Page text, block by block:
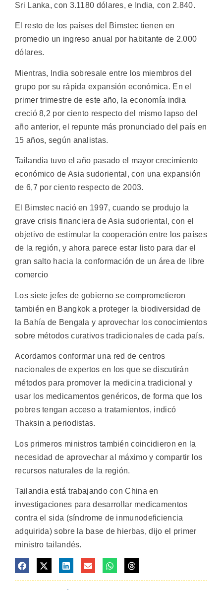
Sri Lanka, con 3.1180 dólares, e India, con 2.840.
El resto de los países del Bimstec tienen en
promedio un ingreso anual por habitante de 2.000
dólares.
Mientras, India sobresale entre los miembros del
grupo por su rápida expansión económica. En el
primer trimestre de este año, la economía india
creció 8,2 por ciento respecto del mismo lapso del
año anterior, el repunte más pronunciado del país en
15 años, según analistas.
Tailandia tuvo el año pasado el mayor crecimiento
económico de Asia sudoriental, con una expansión
de 6,7 por ciento respecto de 2003.
El Bimstec nació en 1997, cuando se produjo la
grave crisis financiera de Asia sudoriental, con el
objetivo de estimular la cooperación entre los países
de la región, y ahora parece estar listo para dar el
gran salto hacia la conformación de un área de libre
comercio
Los siete jefes de gobierno se comprometieron
también en Bangkok a proteger la biodiversidad de
la Bahía de Bengala y aprovechar los conocimientos
sobre métodos curativos tradicionales de cada país.
Acordamos conformar una red de centros
nacionales de expertos en los que se discutirán
métodos para promover la medicina tradicional y
usar los medicamentos genéricos, de forma que los
pobres tengan acceso a tratamientos, indicó
Thaksin a periodistas.
Los primeros ministros también coincidieron en la
necesidad de aprovechar al máximo y compartir los
recursos naturales de la región.
Tailandia está trabajando con China en
investigaciones para desarrollar medicamentos
contra el sida (síndrome de inmunodeficiencia
adquirida) sobre la base de hierbas, dijo el primer
ministro tailandés.